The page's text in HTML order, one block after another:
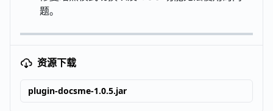
题。
资源下载
plugin-docsme-1.0.5.jar